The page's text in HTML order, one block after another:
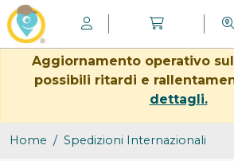
Aggiornamento operativo
possibili ritardi e
dettagli.
Home Spedizioni Internazionali